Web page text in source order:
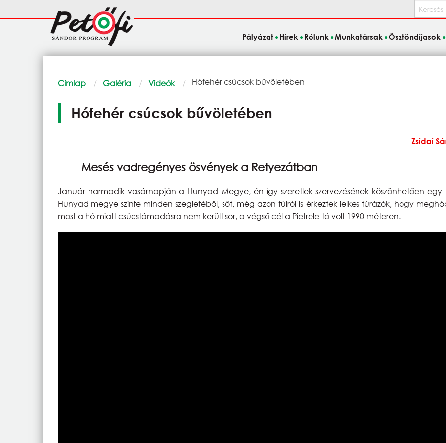
Keresés
Fő
navigáció
Pályázat Hírek Rólunk Munkatársak Ösztöndíjasok
Morzsa
Címlap Galéria Videók Current:
Hófehér csúcsok bűvöletében
Hófehér csúcsok bűvöletében
Zsidai
Mesés vadregényes ösvények a Retyezátban
Január harmadik vasárnapján a Hunyad Megye, én így szeretlek szervezésének köszönhetően egy
Hunyad megye szinte minden szegletéből, sőt, még azon túlról is érkeztek lelkes túrázók, hogy
most a hó miatt csúcstámadásra nem került sor, a végső cél a Pietrele-tó volt 1990 méteren.